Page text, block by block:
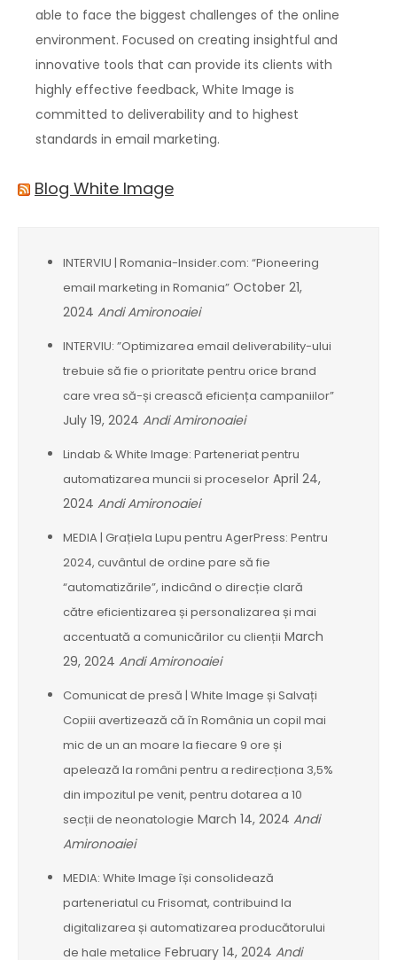
able to face the biggest challenges of the online
environment. Focused on creating insightful and
innovative tools that can provide its clients with
highly effective feedback, White Image is
committed to deliverability and to highest
standards in email marketing.
Blog White Image
INTERVIU | Romania-Insider.com: “Pioneering
email marketing in Romania” October 21,
2024 Andi Amironoaiei
INTERVIU: ”Optimizarea email deliverability-ului
trebuie să fie o prioritate pentru orice brand
care vrea să-și crească eficiența campaniilor”
July 19, 2024 Andi Amironoaiei
Lindab & White Image: Parteneriat pentru
automatizarea muncii si proceselor April 24,
2024 Andi Amironoaiei
MEDIA | Grațiela Lupu pentru AgerPress: Pentru
2024, cuvântul de ordine pare să fie
“automatizările”, indicând o direcție clară
către eficientizarea și personalizarea și mai
accentuată a comunicărilor cu clienții March
29, 2024 Andi Amironoaiei
Comunicat de presă | White Image și Salvați
Copiii avertizează că în România un copil mai
mic de un an moare la fiecare 9 ore și
apelează la români pentru a redirecționa 3,5%
din impozitul pe venit, pentru dotarea a 10
secții de neonatologie March 14, 2024 Andi
Amironoaiei
MEDIA: White Image își consolidează
parteneriatul cu Frisomat, contribuind la
digitalizarea și automatizarea producătorului
de hale metalice February 14, 2024 Andi